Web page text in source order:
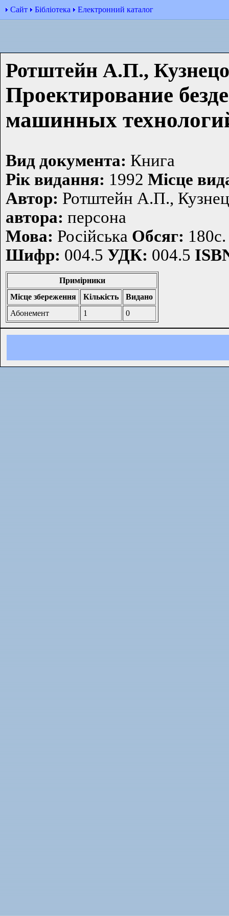
Сайт Бібліотека Електронний каталог
Ротштейн А.П.,
Проектирование
машинных
Вид документа: Книга
Рiк видання: 1992 Мiсце
Автор: Ротштейн А.П.,
автора: персона
Мова: Російська Обсяг: 180с.
Шифр: 004.5 УДК: 004.5
Примірники
Місце збереження
Кількість
Видано
Абонемент
1 0